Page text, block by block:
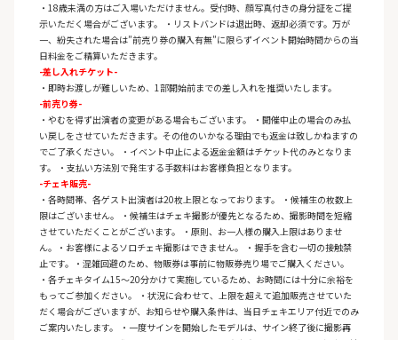
・18歳未満の方はご入場いただけません。受付時、顔写真付きの身分証をご提
示いただく場合がございます。 ・リストバンドは退出時、返却必須です。万が
一、紛失された場合は”前売り券の購入有無”に限らずイベント開始時間からの当
日料金をご精算いただきます。
-差し入れチケット-
・即時お渡しが難しいため、1部開始前までの差し入れを推奨いたします。
-前売り券-
・やむを得ず出演者の変更がある場合もございます。 ・開催中止の場合のみ払
い戻しをさせていただきます。その他のいかなる理由でも返金は致しかねますの
でご了承ください。 ・イベント中止による返金金額はチケット代のみとなりま
す。 ・支払い方法別で発生する手数料はお客様負担となります。
-チェキ販売-
・各時間帯、各ゲスト出演者は20枚上限となっております。 ・候補生の枚数上
限はございません。 ・候補生はチェキ撮影が優先となるため、撮影時間を短縮
させていただくことがございます。 ・原則、お一人様の購入上限はありませ
ん。・お客様によるソロチェキ撮影はできません。 ・握手を含む一切の接触禁
止です。・混雑回避のため、物販券は事前に物販券売り場でご購入ください。
・各チェキタイム15～20分かけて実施しているため、お時間には十分に余裕を
もってご参加ください。 ・状況に合わせて、上限を超えて追加販売させていた
だく場合がございますが、お知らせや購入条件は、当日チェキエリア付近でのみ
ご案内いたします。 ・一度サインを開始したモデルは、サイン終了後に撮影再